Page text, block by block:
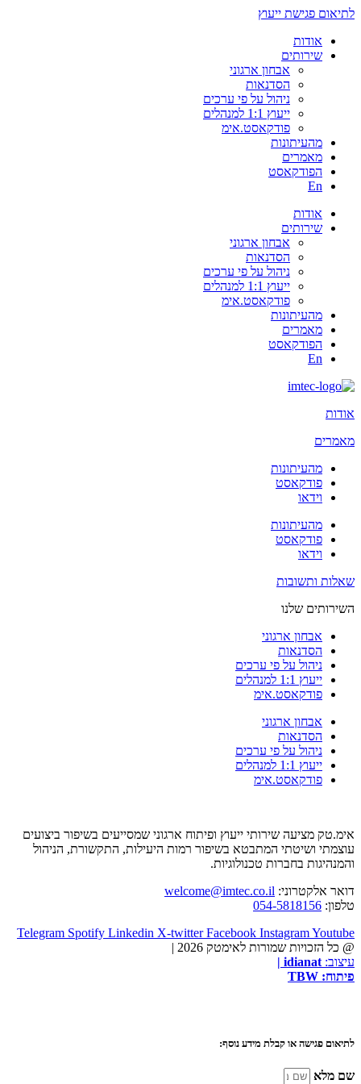
לתיאום פגישת ייעוץ
אודות
שירותים
אבחון ארגוני
הסדנאות
ניהול על פי ערכים
ייעוץ 1:1 למנהלים
פודקאסט.אימ
מהעיתונות
מאמרים
הפודקאסט
En
אודות
שירותים
אבחון ארגוני
הסדנאות
ניהול על פי ערכים
ייעוץ 1:1 למנהלים
פודקאסט.אימ
מהעיתונות
מאמרים
הפודקאסט
En
אודות
מאמרים
מהעיתונות
פודקאסט
וידאו
מהעיתונות
פודקאסט
וידאו
שאלות ותשובות
השירותים שלנו
אבחון ארגוני
הסדנאות
ניהול על פי ערכים
ייעוץ 1:1 למנהלים
פודקאסט.אימ
אבחון ארגוני
הסדנאות
ניהול על פי ערכים
ייעוץ 1:1 למנהלים
פודקאסט.אימ
אימ.טק מציעה שירותי ייעוץ ופיתוח ארגוני שמסייעים בשיפור ביצועים
עוצמתי ושיטתי המתבטא בשיפור רמות היעילות, התקשורת, הניהול
והמנהיגות בחברות טכנולוגיות.
דואר אלקטרוני: welcome@imtec.co.il
טלפון: 054-5818156
Telegram Spotify Linkedin X-twitter Facebook InstagramYoutube
@ כל הזכויות שמורות לאימטק 2026 |
עיצוב: idianat
|
פיתוח:
לתיאום פגישה או קבלת מידע נוסף:
שם מלא